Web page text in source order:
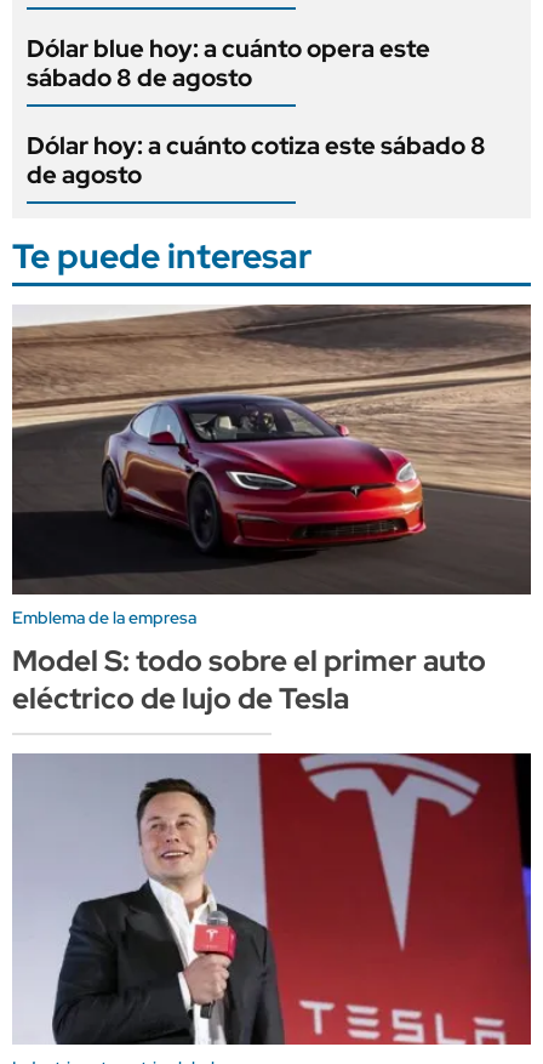
Dólar blue hoy: a cuánto opera este
sábado 8 de agosto
Dólar hoy: a cuánto cotiza este sábado 8
de agosto
Te puede interesar
Emblema de la empresa
Model S: todo sobre el primer auto
eléctrico de lujo de Tesla